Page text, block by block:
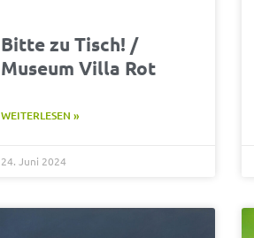
Bitte zu Tisch! /
Museum Villa Rot
WEITERLESEN »
24. Juni 2024